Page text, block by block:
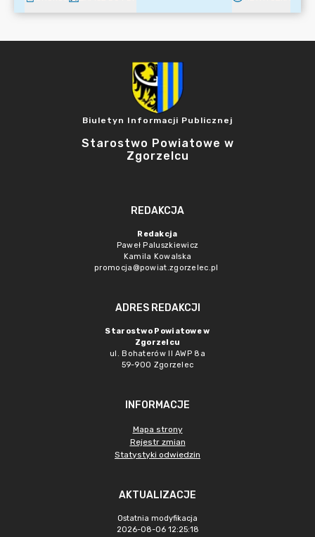
Biuletyn Informacji Publicznej
Starostwo Powiatowe w
Zgorzelcu
REDAKCJA
Redakcja
Paweł Paluszkiewicz
Kamila Kowalska
promocja@powiat.zgorzelec.pl
ADRES REDAKCJI
Starostwo Powiatowe w
Zgorzelcu
ul. Bohaterów II AWP 8a
59-900 Zgorzelec
INFORMACJE
Mapa strony
Rejestr zmian
Statystyki odwiedzin
AKTUALIZACJE
Ostatnia modyfikacja
2026-08-06 12:25:18